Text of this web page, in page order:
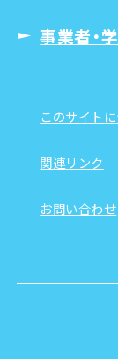
事業者・
このサイト
関連リンク
お問い合わせ